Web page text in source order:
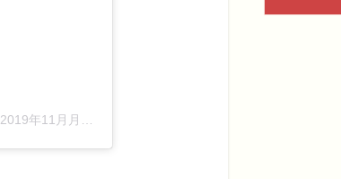
2019年11月月19日午後2時02分PST